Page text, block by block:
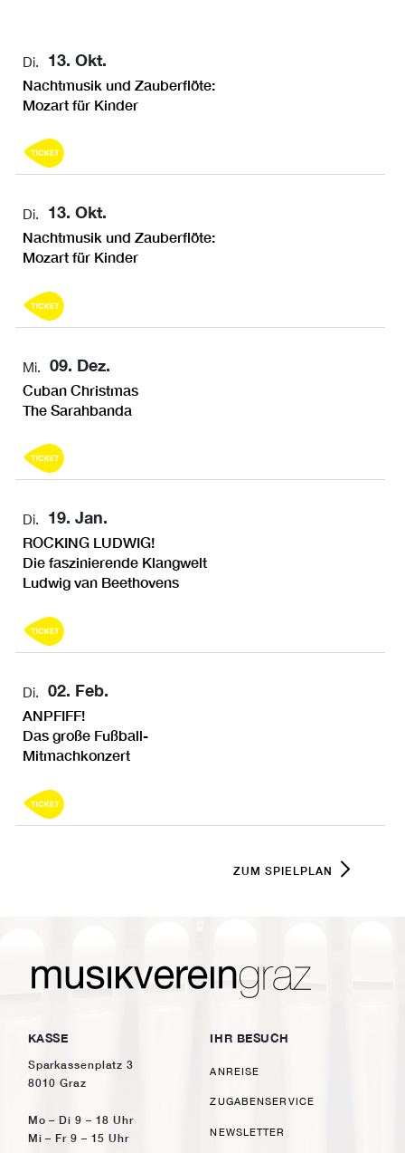
13. Okt.
Di.
Nachtmusik und Zauberflöte:
Mozart für Kinder
13. Okt.
Di.
Nachtmusik und Zauberflöte:
Mozart für Kinder
09. Dez.
Mi.
Cuban Christmas
The Sarahbanda
19. Jan.
Di.
ROCKING LUDWIG!
Die faszinierende Klangwelt
Ludwig van Beethovens
02. Feb.
Di.
ANPFIFF!
Das große Fußball-
Mitmachkonzert
ZUM SPIELPLAN
KASSE
Sparkassenplatz 3
8010 Graz
Mo – Di 9 – 18 Uhr
Mi – Fr 9 – 15 Uhr
IHR BESUCH
ANREISE
ZUGABENSERVICE
NEWSLETTER